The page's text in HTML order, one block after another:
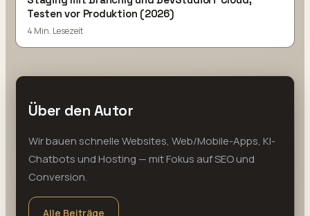
Testen vor Produktion (2026)
4 Min. Lesezeit
Über den Autor
Wir bauen schnelle Websites, Web/Mobile-Apps, KI-
Chatbots und Hosting — mit Fokus auf SEO und
Conversion.
Alle Beiträge